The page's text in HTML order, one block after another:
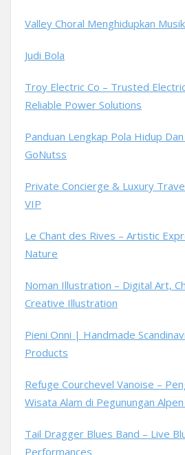
Valley Choral Menghidupkan
Judi Bola
Troy Electric Co – Trusted
Reliable Power Solutions
Panduan Lengkap Pola Hidup
GoNutss
Private Concierge & Luxury
VIP
Le Chant des Rives – Artistic
Nature
Noman Illustration – Digital Art,
Creative Illustration
Pieni Onni | Handmade
Products
Refuge Courchevel Vanoise –
Wisata Alam di Pegunungan
Tail Dragger Blues Band – Live
Performances